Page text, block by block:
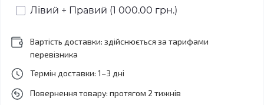
Лівий + Правий (1 000.00 грн.)
Вартість доставки: здійснюється за тарифами
перевізника
Термін доставки: 1–3 дні
Повернення товару: протягом 2 тижнів